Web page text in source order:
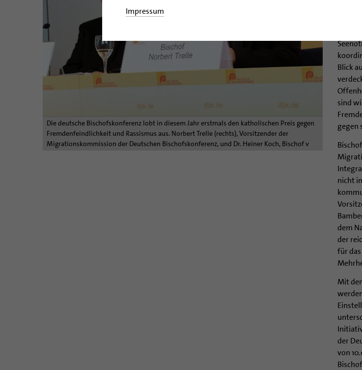
Impressum
Die deutsche Bischofskonferenz lobt in diesem Jahr erstmals den katholischen Preis gegen
Fremdenfeindlichkeit und Rassismus aus. Norbert Trelle (rechts), Vorsitzender der
Migrationskommission der Deutschen Bischofskonferenz, und Dr. Heiner Koch, Bischof v
Der
des
Blick
sind
gegen
nicht
dem
der
für
Mit
der
von